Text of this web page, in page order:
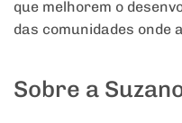
que melhorem o
das comunidades onde
Sobre a